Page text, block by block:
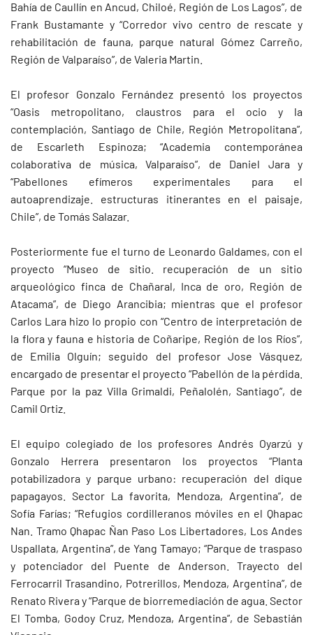
Bahía de Caullín en Ancud, Chiloé, Región de Los Lagos”, de
Frank Bustamante y “Corredor vivo centro de rescate y
rehabilitación de fauna, parque natural Gómez Carreño,
Región de Valparaíso”, de Valeria Martin.
El profesor Gonzalo Fernández presentó los proyectos
“Oasis metropolitano, claustros para el ocio y la
contemplación, Santiago de Chile, Región Metropolitana”,
de Escarleth Espinoza; “Academia contemporánea
colaborativa de música, Valparaíso”, de Daniel Jara y
“Pabellones efímeros experimentales para el
autoaprendizaje. estructuras itinerantes en el paisaje,
Chile”, de Tomás Salazar.
Posteriormente fue el turno de Leonardo Galdames, con el
proyecto “Museo de sitio. recuperación de un sitio
arqueológico finca de Chañaral, Inca de oro, Región de
Atacama”, de Diego Arancibia; mientras que el profesor
Carlos Lara hizo lo propio con “Centro de interpretación de
la flora y fauna e historia de Coñaripe, Región de los Ríos”,
de Emilia Olguín; seguido del profesor Jose Vásquez,
encargado de presentar el proyecto “Pabellón de la pérdida.
Parque por la paz Villa Grimaldi, Peñalolén, Santiago”, de
Camil Ortiz.
El equipo colegiado de los profesores Andrés Oyarzú y
Gonzalo Herrera presentaron los proyectos “Planta
potabilizadora y parque urbano: recuperación del dique
papagayos. Sector La favorita, Mendoza, Argentina”, de
Sofía Farías; “Refugios cordilleranos móviles en el Qhapac
Nan. Tramo Qhapac Ñan Paso Los Libertadores, Los Andes
Uspallata, Argentina”, de Yang Tamayo; “Parque de traspaso
y potenciador del Puente de Anderson. Trayecto del
Ferrocarril Trasandino, Potrerillos, Mendoza, Argentina”, de
Renato Rivera y “Parque de biorremediación de agua. Sector
El Tomba, Godoy Cruz, Mendoza, Argentina”, de Sebastián